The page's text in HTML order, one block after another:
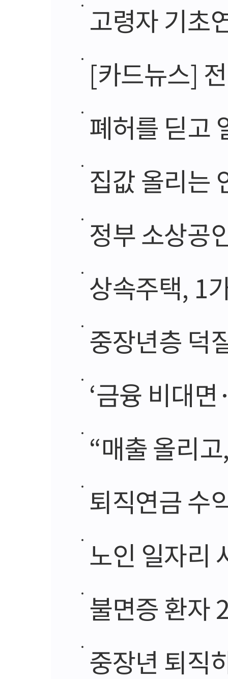
고령자 기초
[카드뉴스]
폐허를 딛고
집값 올리는
정부 소상공
상속주택, 1
중장년층 덕
‘금융 비대
“매출 올리고
퇴직연금 수익
노인 일자리
불면증 환자
중장년 퇴직